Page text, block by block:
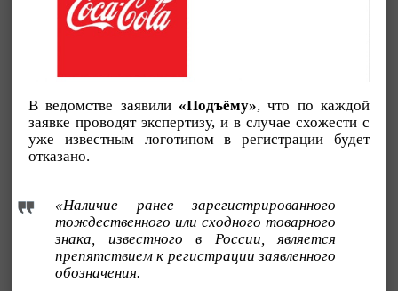
В ведомстве заявили «Подъёму», что по каждой
заявке проводят экспертизу, и в случае схожести с
уже известным логотипом в регистрации будет
отказано.
«Наличие ранее зарегистрированного
тождественного или сходного товарного
знака, известного в России, является
препятствием к регистрации заявленного
обозначения.